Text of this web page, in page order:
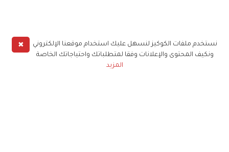
✖
نستخدم ملفات الكوكيز لنسهل عليك استخدام موقعنا الإلكتروني
ونكيف المحتوى والإعلانات وفقا لمتطلباتك واحتياجاتك الخاصة
المزيد